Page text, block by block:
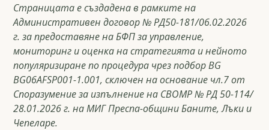
Страницата е създадена в рамките на
Административен договор № РД50-181/06.02.2026
г. за предоставяне на БФП за управление,
мониторинг и оценка на стратегията и нейното
популяризиране по процедура чрез подбор BG
BG06AFSP001-1.001, сключен на основание чл.7 от
Споразумение за изпълнение на СВОМР № РД 50-114/
28.01.2026 г. на МИГ Преспа-общини Баните, Лъки и
Чепеларе.